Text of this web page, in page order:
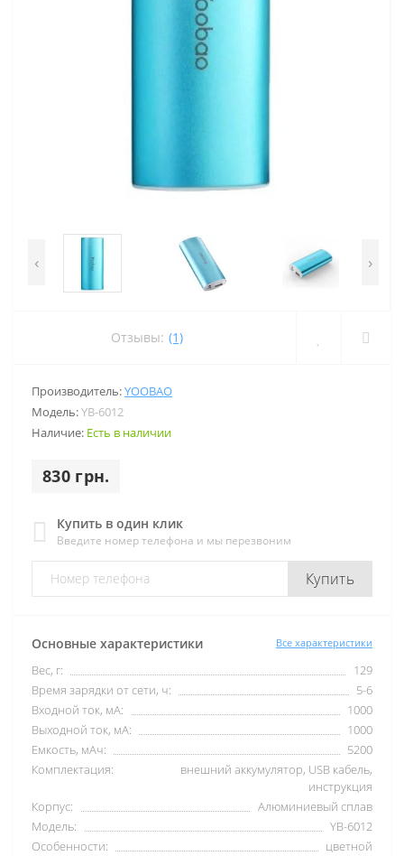
‹ ›
Отзывы: (1)
Производитель:YOOBAO
Модель:YB-6012
Наличие: Есть в наличии
830 грн.
Купить в один клик
Введите номер телефона и мы перезвоним
Купить
Основные характеристики Все характеристики
Вес, г:
129
Время зарядки от сети, ч:
5-6
Входной ток, мА:
1000
Выходной ток, мА:
1000
Емкость, мАч:
5200
Комплектация:
внешний аккумулятор, USB кабель,
инструкция
Корпус:
Алюминиевый сплав
Модель:
YB-6012
Особенности:
цветной